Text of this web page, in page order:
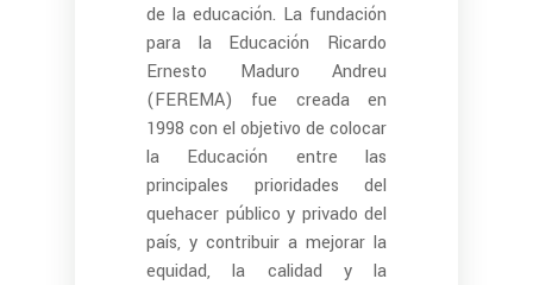
de la educación. La fundación
para la Educación Ricardo
Ernesto Maduro Andreu
(FEREMA) fue creada en
1998 con el objetivo de colocar
la Educación entre las
principales prioridades del
quehacer público y privado del
país, y contribuir a mejorar la
equidad, la calidad y la